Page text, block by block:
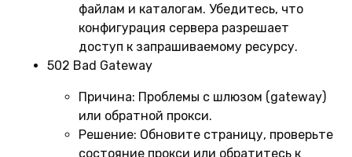
файлам и каталогам. Убедитесь, что
конфигурация сервера разрешает
доступ к запрашиваемому ресурсу.
502 Bad Gateway
Причина: Проблемы с шлюзом (gateway)
или обратной прокси.
Решение: Обновите страницу, проверьте
состояние прокси или обратитесь к